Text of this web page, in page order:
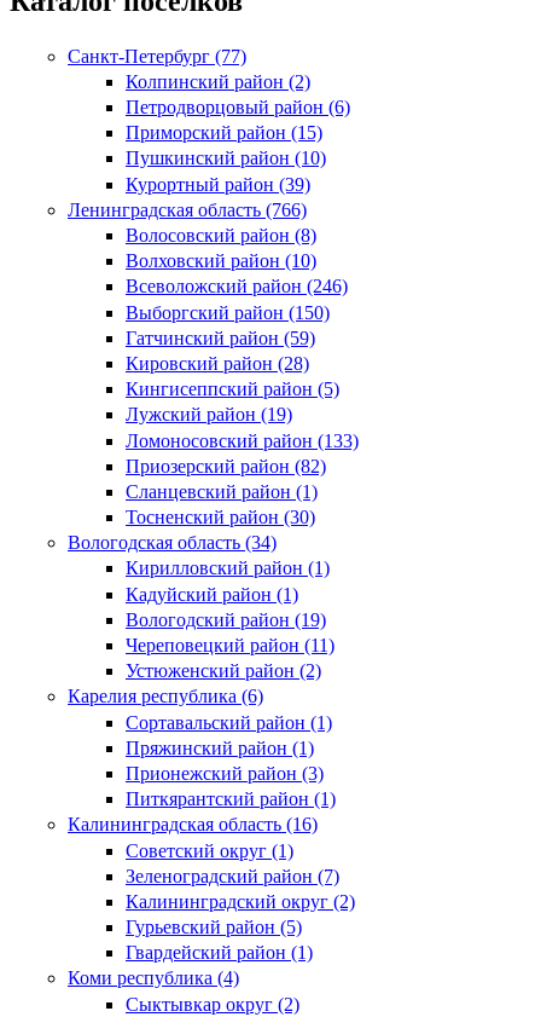
Санкт-Петербург (77)
Колпинский район (2)
Петродворцовый район (6)
Приморский район (15)
Пушкинский район (10)
Курортный район (39)
Ленинградская область (766)
Волосовский район (8)
Волховский район (10)
Всеволожский район (246)
Выборгский район (150)
Гатчинский район (59)
Кировский район (28)
Кингисеппский район (5)
Лужский район (19)
Ломоносовский район (133)
Приозерский район (82)
Сланцевский район (1)
Тосненский район (30)
Вологодская область (34)
Кирилловский район (1)
Кадуйский район (1)
Вологодский район (19)
Череповецкий район (11)
Устюженский район (2)
Карелия республика (6)
Сортавальский район (1)
Пряжинский район (1)
Прионежский район (3)
Питкярантский район (1)
Калининградская область (16)
Советский округ (1)
Зеленоградский район (7)
Калининградский округ (2)
Гурьевский район (5)
Гвардейский район (1)
Коми республика (4)
Сыктывкар округ (2)